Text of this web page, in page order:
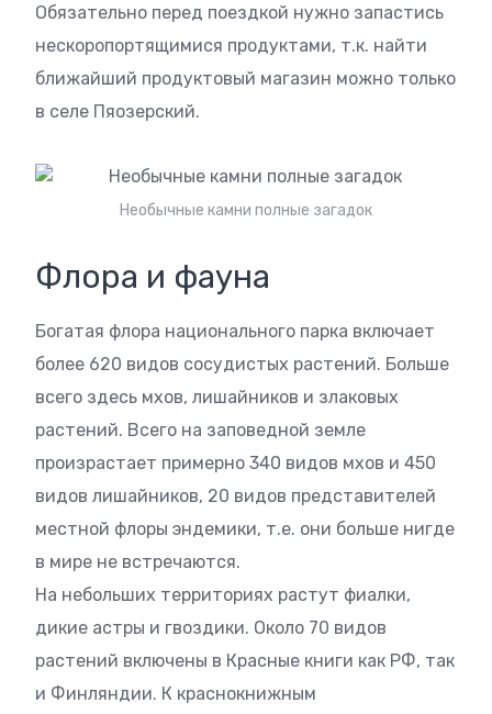
Обязательно перед поездкой нужно запастись
нескоропортящимися продуктами, т.к. найти
ближайший продуктовый магазин можно только
в селе Пяозерский.
Необычные камни полные загадок
Флора и фауна
Богатая флора национального парка включает
более 620 видов сосудистых растений. Больше
всего здесь мхов, лишайников и злаковых
растений. Всего на заповедной земле
произрастает примерно 340 видов мхов и 450
видов лишайников, 20 видов представителей
местной флоры эндемики, т.е. они больше нигде
в мире не встречаются.
На небольших территориях растут фиалки,
дикие астры и гвоздики. Около 70 видов
растений включены в Красные книги как РФ, так
и Финляндии. К краснокнижным